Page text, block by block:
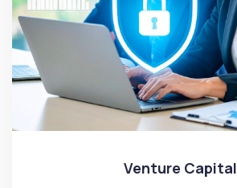
Venture Capital